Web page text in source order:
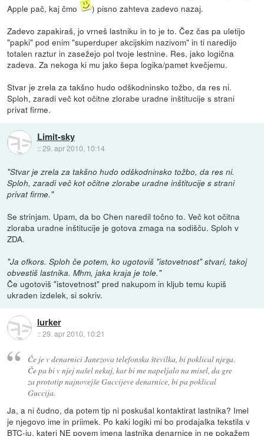
Apple pač, kaj čmo
) pisno zahteva zadevo nazaj.
Zadevo zapakiraš, jo vrneš lastniku in to je to. Čez čas pa uletijo
"papki" pod enim "superduper akcijskim nazivom" in ti naredijo
totalen raztur in zasežejo pol tvoje lestnine. Res, jako logična
zadeva. Za nekoga ki mu jako šepa logika/pamet kvečjemu.
Stvar je zrela za takšno hudo odškodninsko tožbo, da res ni.
Sploh, zaradi več kot očitne zlorabe uradne inštitucije s strani
privat firme.
Limit-sky
::29. apr 2010, 10:14
"Stvar je zrela za takšno hudo odškodninsko tožbo, da res ni.
Sploh, zaradi več kot očitne zlorabe uradne inštitucije s strani
privat firme."
Se strinjam. Upam, da bo Chen naredil točno to. Več kot očitna
zloraba uradne inštitucije je gotova zmaga na sodišču. Sploh v
ZDA.
"Ja ofkors. Sploh če potem, ko ugotoviš "istovetnost" stvari, takoj
obvestiš lastnika. Mhm, jaka kraja je tole."
Če ugotoviš "istovetnost" pred nakupom in kljub temu kupiš
ukraden izdelek, si sokriv.
lurker
::29. apr 2010, 10:21
Če je v denarnici Janezova telefonska številka, bi poklical njega.
Če pa bi v njej našel nekaj, kar bi me napeljalo na misel, da gre
za prototip najnovejše Guccijeve denarnice, bi pa poklical
Guccija.
Ja, a ni čudno, da potem tip ni poskušal kontaktirat lastnika? Imel
je njegovo ime in priimek. Po kaki logiki mi bo prodajalka tekstila v
BTC-ju, kateri NE povem imena lastnika denarnice in ne pokažem